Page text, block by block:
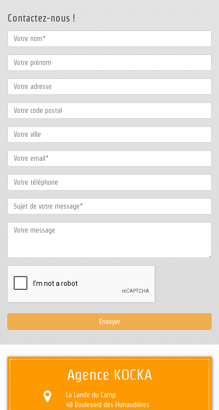
Contactez-nous !
Agence KOCKA
La Lande du Camp
48 Boulevard des Hunaudières